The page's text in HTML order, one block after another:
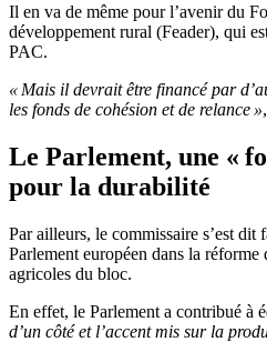
Il en va de même pour l’avenir du
développement rural (Feader), qui
PAC.
« Mais il devrait être financé par
les fonds de cohésion et de relance »
Le Parlement, une «
pour la durabilité
Par ailleurs, le commissaire s’est
Parlement européen dans la
agricoles du bloc.
En effet, le Parlement a contribué à
d’un côté et l’accent mis sur la